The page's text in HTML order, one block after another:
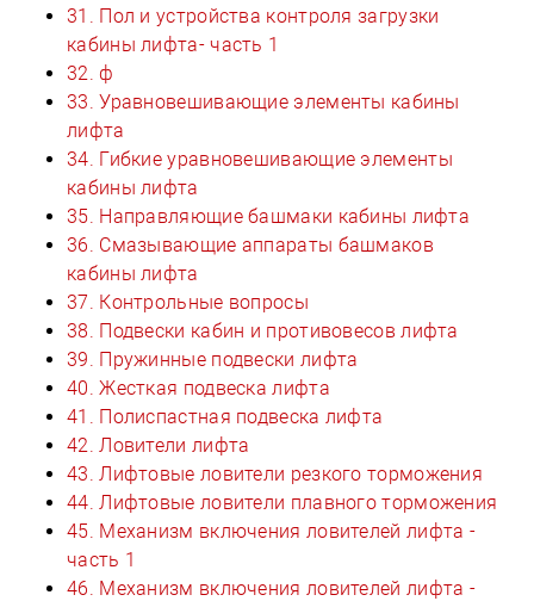
31. Пол и устройства контроля загрузки
кабины лифта- часть 1
32. ф
33. Уравновешивающие элементы кабины
лифта
34. Гибкие уравновешивающие элементы
кабины лифта
35. Направляющие башмаки кабины лифта
36. Смазывающие аппараты башмаков
кабины лифта
37. Контрольные вопросы
38. Подвески кабин и противовесов лифта
39. Пружинные подвески лифта
40. Жесткая подвеска лифта
41. Полиспастная подвеска лифта
42. Ловители лифта
43. Лифтовые ловители резкого торможения
44. Лифтовые ловители плавного торможения
45. Механизм включения ловителей лифта -
часть 1
46. Механизм включения ловителей лифта -